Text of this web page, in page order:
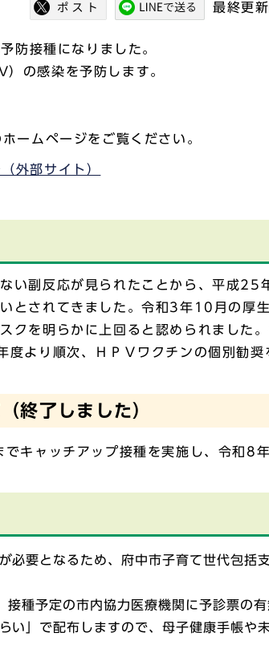
最終更
防接種になりました。
の感染を予防します。
ームページをご覧ください。
外部サイト）
い副反応が見られたことから、平成25
とされてきました。令和3年10月の厚
クを明らかに上回ると認められました
より順次、ＨＰＶワクチンの個別勧奨
終了しました）
キャッチアップ接種を実施し、令和8
要となるため、府中市子育て世代包括
種予定の市内協力医療機関に予診票の
い」で配布しますので、母子健康手帳や